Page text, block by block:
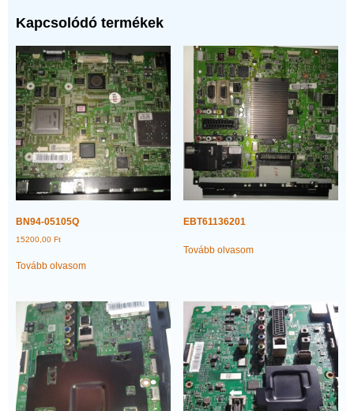
Kapcsolódó termékek
BN94-05105Q
15200,00 Ft
Tovább olvasom
EBT61136201
Tovább olvasom